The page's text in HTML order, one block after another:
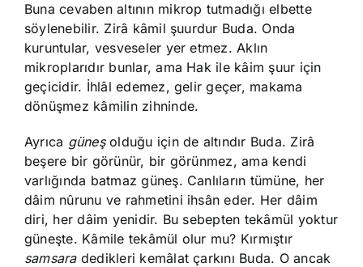
Buna cevaben altının mikrop tutmadığı elbette
söylenebilir. Zirâ kâmil şuurdur Buda. Onda
kuruntular, vesveseler yer etmez. Aklın
mikroplarıdır bunlar, ama Hak ile kâim şuur için
geçicidir. İhlâl edemez, gelir geçer, makama
dönüşmez kâmilin zihninde.
Ayrıca güneşolduğu için de altındır Buda. Zirâ
beşere bir görünür, bir görünmez, ama kendi
varlığında batmaz güneş. Canlıların tümüne, her
dâim nûrunu ve rahmetini ihsân eder. Her dâim
diri, her dâim yenidir. Bu sebepten tekâmül yoktur
güneşte. Kâmile tekâmül olur mu? Kırmıştır
samsaradedikleri kemâlat çarkını Buda. O ancak